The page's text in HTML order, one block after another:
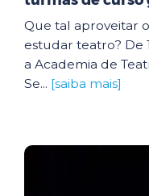
Que tal aproveitar
estudar teatro? De
a Academia de
Se... [saiba mais]